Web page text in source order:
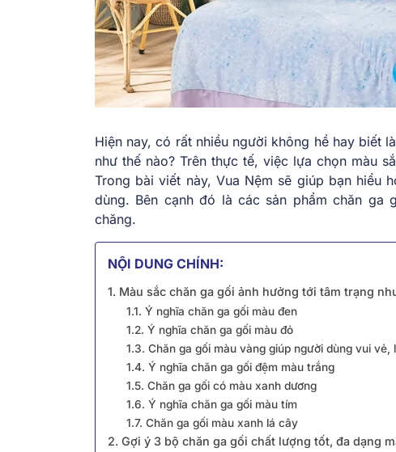
Hiện nay, có rất nhiều người không hề hay biết
như thế nào? Trên thực tế, việc lựa chọn màu
Trong bài viết này, Vua Nệm sẽ giúp bạn hiểu
dùng. Bên cạnh đó là các sản phẩm chăn
chăng.
NỘI DUNG CHÍNH:
1. Màu sắc chăn ga gối ảnh hưởng tới tâm trạng
1.1. Ý nghĩa chăn ga gối màu đen
1.2. Ý nghĩa chăn ga gối màu đỏ
1.3. Chăn ga gối màu vàng giúp người dùng vui vẻ,
1.4. Ý nghĩa chăn ga gối đệm màu trắng
1.5. Chăn ga gối có màu xanh dương
1.6. Ý nghĩa chăn ga gối màu tím
1.7. Chăn ga gối màu xanh lá cây
2. Gợi ý 3 bộ chăn ga gối chất lượng tốt, đa dạng